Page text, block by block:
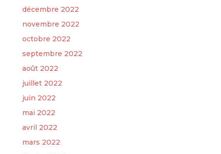
décembre 2022
novembre 2022
octobre 2022
septembre 2022
août 2022
juillet 2022
juin 2022
mai 2022
avril 2022
mars 2022